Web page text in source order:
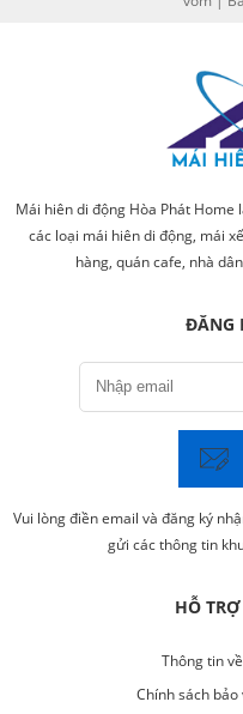
Mái hiên di động Hòa Phát Home
các loại mái hiên di động, mái
hàng, quán cafe, nhà
ĐĂNG
Vui lòng điền email và đăng ký
gửi các thông tin
HỖ
Thông tin
Chính sách